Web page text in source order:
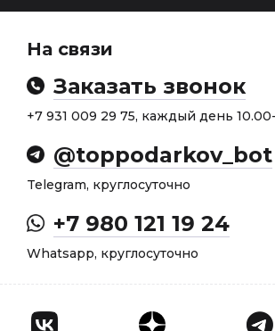
На связи
Заказать звонок
+7 931 009 29 75, каждый день
@toppodarkov_bot
Telegram, круглосуточно
+7 980 121 19 24
Whatsapp, круглосуточно